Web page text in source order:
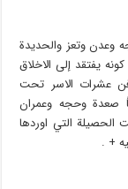
وعدن وتعز والحديدة
يفتقد إلى الاخلاق
عشرات الاسر تحت
صعدة وحجه وعمران
الحصيلة التي اوردها